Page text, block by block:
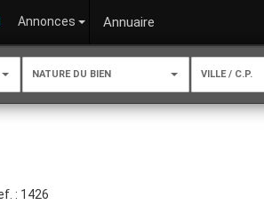
Annonces Annuaire
NATURE DU BIEN VILLE / C.P.
: 1426